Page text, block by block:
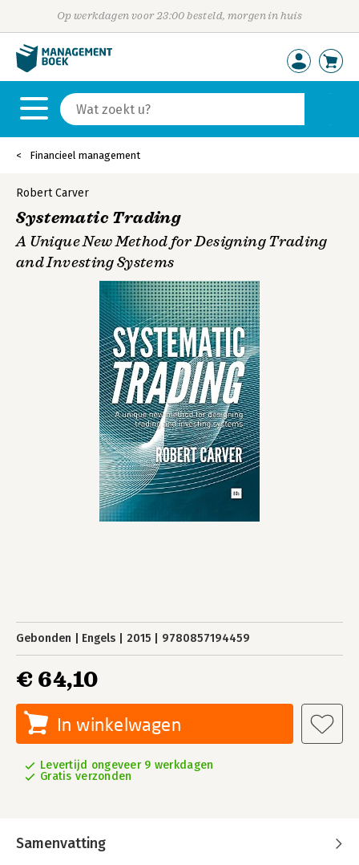
Op werkdagen voor 23:00 besteld, morgen in huis
Financieel management
Robert Carver
Systematic Trading
A Unique New Method for Designing Trading
and Investing Systems
Gebonden Engels 2015 9780857194459
€ 64,10
In winkelwagen
Levertijd ongeveer 9 werkdagen
Gratis verzonden
Samenvatting